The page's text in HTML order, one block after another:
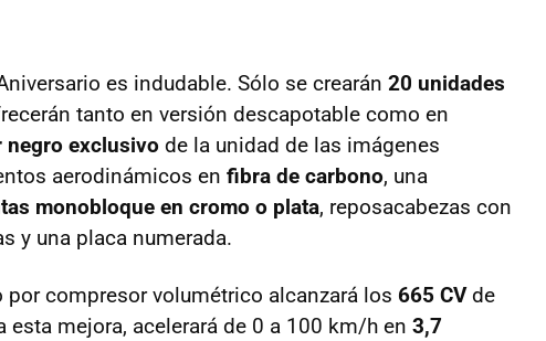
es indudable. Sólo se crearán 20 unidades
tanto en versión descapotable como en
negro exclusivo de la unidad de las imágenes
aerodinámicos en fibra de carbono, una
monobloque en cromo o plata, reposacabezas con
y una placa numerada.
por compresor volumétrico alcanzará los 665 CVde
esta mejora, acelerará de 0 a 100 km/h en 3,7